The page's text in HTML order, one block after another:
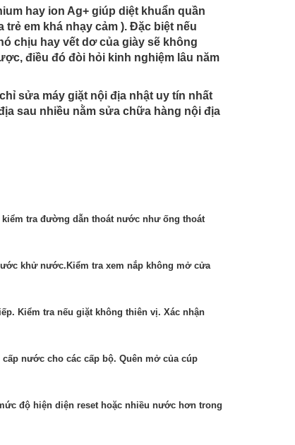
hay ion Ag+ giúp diệt khuẩn quần
em khá nhạy cảm ). Đặc biệt nếu
chịu hay vết dơ của giày sẽ không
điều đó đòi hỏi kinh nghiệm lâu năm
sửa máy giặt nội địa nhật uy tín nhất
sau nhiều nằm sửa chữa hàng nội địa
tra đường dẫn thoát nước như ống thoát
khử nước.Kiểm tra xem nắp không mở cửa
Kiểm tra nếu giặt không thiên vị. Xác nhận
nước cho các cấp bộ. Quên mở của cúp
độ hiện diện reset hoặc nhiều nước hơn trong